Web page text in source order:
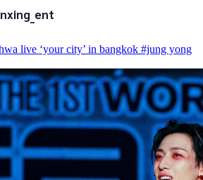
live ‘your city’ in bangkok #jung yong